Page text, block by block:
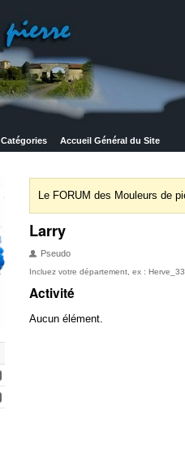
Catégories Accueil Général du Site
Le FORUM des Mouleurs de
Larry
Pseudo
Incluez votre département, ex : Herve_33
Activité
Aucun élément.